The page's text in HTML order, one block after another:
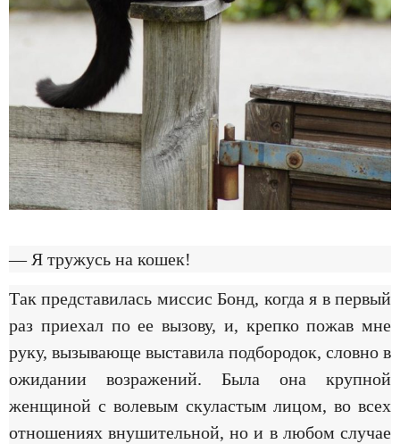
— Я тружусь на кошек!
Так представилась миссис Бонд, когда я в первый
раз приехал по ее вызову, и, крепко пожав мне
руку, вызывающе выставила подбородок, словно в
ожидании возражений. Была она крупной
женщиной с волевым скуластым лицом, во всех
отношениях внушительной, но и в любом случае